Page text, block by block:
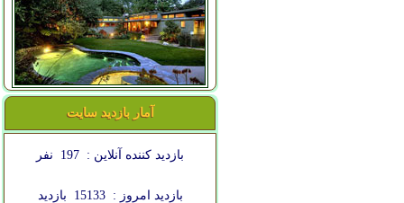
آمار بازدید سایت
بازدید کننده آنلاین : 197 نفر
بازدید امروز : 15133 بازدید